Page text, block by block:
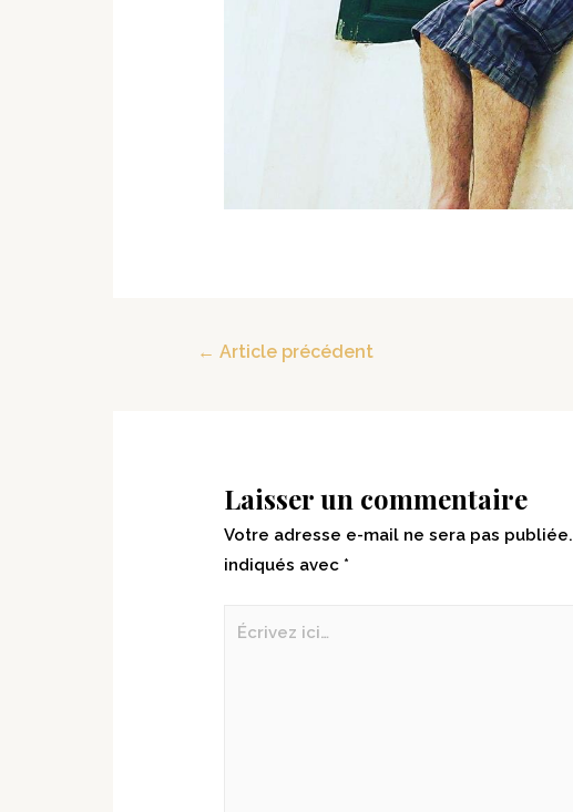
← Article précédent
Laisser un commentaire
Votre adresse e-mail ne sera pas publiée.
indiqués avec *